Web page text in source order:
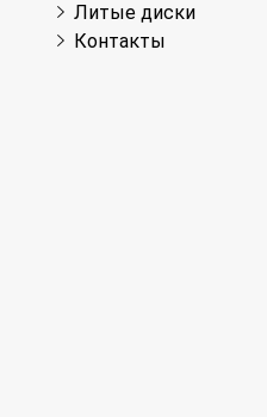
Литые диски
Контакты